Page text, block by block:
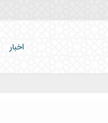
اخبار